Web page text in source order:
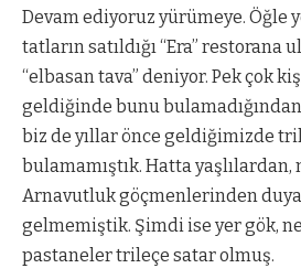
Devam ediyoruz yürümeye. Öğle
tatların satıldığı “Era” restorana
“elbasan tava” deniyor. Pek çok
geldiğinde bunu
biz de yıllar önce geldiğimizde
bulamamıştık. Hatta yaşlılardan,
Arnavutluk göçmenlerinden
gelmemiştik. Şimdi ise yer gök,
pastaneler trileçe satar olmuş.